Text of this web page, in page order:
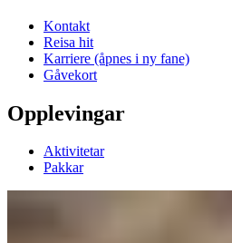
Kontakt
Reisa hit
Karriere (åpnes i ny fane)
Gåvekort
Opplevingar
Aktivitetar
Pakkar